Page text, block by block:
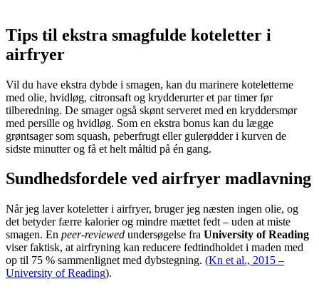
Tips til ekstra smagfulde koteletter i
airfryer
Vil du have ekstra dybde i smagen, kan du marinere koteletterne
med olie, hvidløg, citronsaft og krydderurter et par timer før
tilberedning. De smager også skønt serveret med en kryddersmør
med persille og hvidløg. Som en ekstra bonus kan du lægge
grøntsager som squash, peberfrugt eller gulerødder i kurven de
sidste minutter og få et helt måltid på én gang.
Sundhedsfordele ved airfryer madlavning
Når jeg laver koteletter i airfryer, bruger jeg næsten ingen olie, og
det betyder færre kalorier og mindre mættet fedt – uden at miste
smagen. En peer-reviewed undersøgelse fra University of Reading
viser faktisk, at airfryning kan reducere fedtindholdet i maden med
op til 75 % sammenlignet med dybstegning. (Kn et al., 2015 –
University of Reading).